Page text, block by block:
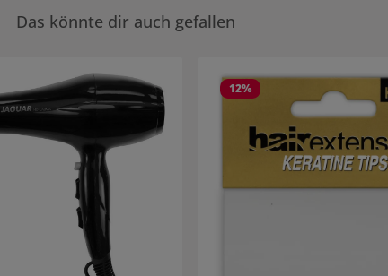
Das könnte dir auch gefallen
12%